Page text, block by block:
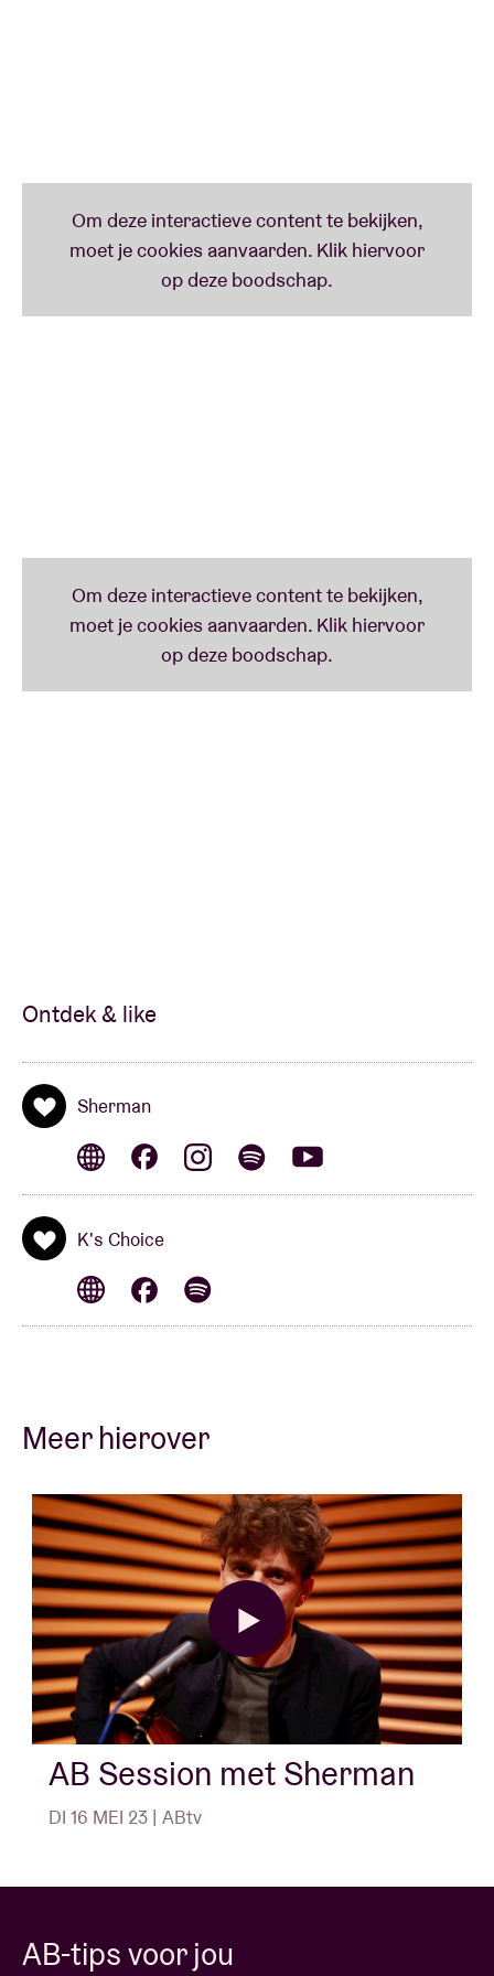
Ontdek & like
Sherman
K's Choice
Meer hierover
AB Session met Sherman
DI 16 MEI 23 | ABtv
AB-tips voor jou